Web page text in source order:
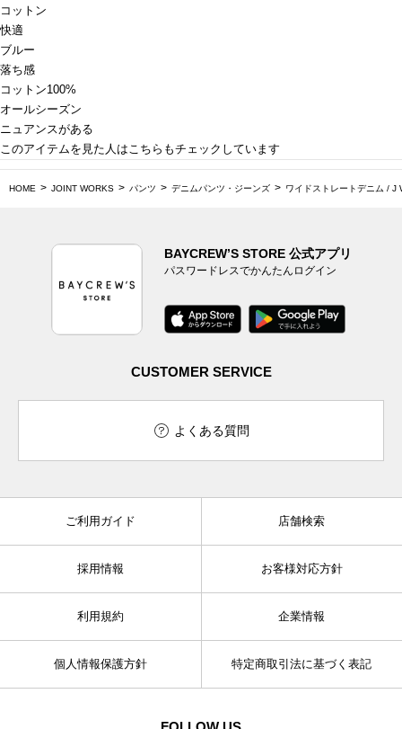
コットン
快適
ブルー
落ち感
コットン100%
オールシーズン
ニュアンスがある
このアイテムを見た人はこちらもチェックしています
HOME JOINT WORKS パンツ デニムパンツ・ジーンズ ワイドストレートデニム / J
BAYCREW’S STORE 公式アプリ
パスワードレスでかんたんログイン
CUSTOMER SERVICE
よくある質問
ご利用ガイド 店舗検索
採用情報 お客様対応方針
利用規約 企業情報
個人情報保護方針 特定商取引法に基づく表記